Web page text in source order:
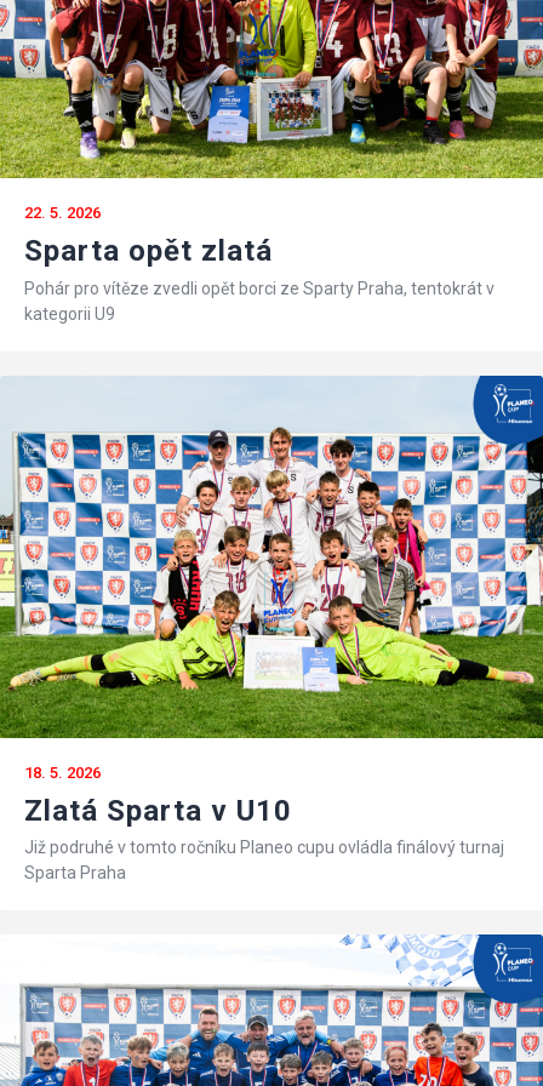
22. 5. 2026
Sparta opět zlatá
Pohár pro vítěze zvedli opět borci ze Sparty Praha, tentokrát v
kategorii U9
18. 5. 2026
Zlatá Sparta v U10
Již podruhé v tomto ročníku Planeo cupu ovládla finálový turnaj
Sparta Praha